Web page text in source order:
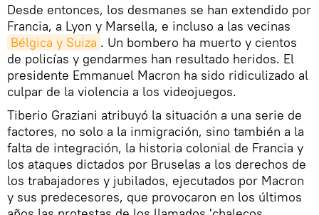
Desde entonces, los desmanes se han extendido por
Francia, a Lyon y Marsella, e incluso a las vecinas
Bélgica y Suiza . Un bombero ha muerto y cientos
de policías y gendarmes han resultado heridos. El
presidente Emmanuel Macron ha sido ridiculizado al
culpar de la violencia a los videojuegos.
Tiberio Graziani atribuyó la situación a una serie de
factores, no solo a la inmigración, sino también a la
falta de integración, la historia colonial de Francia y
los ataques dictados por Bruselas a los derechos de
los trabajadores y jubilados, ejecutados por Macron
y sus predecesores, que provocaron en los últimos